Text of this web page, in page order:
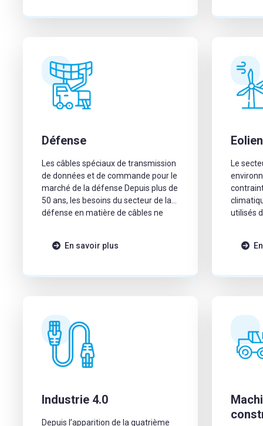
marine
Défense
Les câbles spéciaux de transmission
de données et de commande pour le
marché de la défense Depuis plus de
50 ans, les besoins du secteur de la
défense en matière de câbles ne
accompagne cette évolution en
conçus pour les environnements […]
En savoir plus
Eolien
Le
utilisés
Industrie 4.0
Depuis l’apparition de la quatrième